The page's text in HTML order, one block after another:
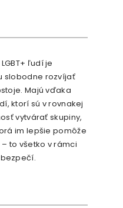
ľudí je
slobodne rozvíjať
Majú vďaka
ktorí sú v rovnakej
vytvárať skupiny,
im lepšie pomôže
to všetko v rámci